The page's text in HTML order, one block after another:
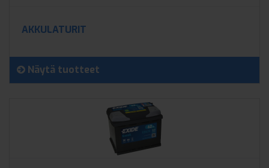
AKKULATURIT
Näytä tuotteet